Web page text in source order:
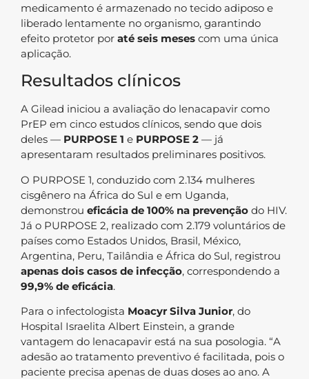
medicamento é armazenado no tecido adiposo e
liberado lentamente no organismo, garantindo
efeito protetor por até seis meses com uma única
aplicação.
Resultados clínicos
A Gilead iniciou a avaliação do lenacapavir como
PrEP em cinco estudos clínicos, sendo que dois
deles — PURPOSE 1 e PURPOSE 2 — já
apresentaram resultados preliminares positivos.
O PURPOSE 1, conduzido com 2.134 mulheres
cisgênero na África do Sul e em Uganda,
demonstrou eficácia de 100% na prevenção do HIV.
Já o PURPOSE 2, realizado com 2.179 voluntários de
países como Estados Unidos, Brasil, México,
Argentina, Peru, Tailândia e África do Sul, registrou
apenas dois casos de infecção, correspondendo a
99,9% de eficácia.
Para o infectologista Moacyr Silva Junior, do
Hospital Israelita Albert Einstein, a grande
vantagem do lenacapavir está na sua posologia. “A
adesão ao tratamento preventivo é facilitada, pois o
paciente precisa apenas de duas doses ao ano. A